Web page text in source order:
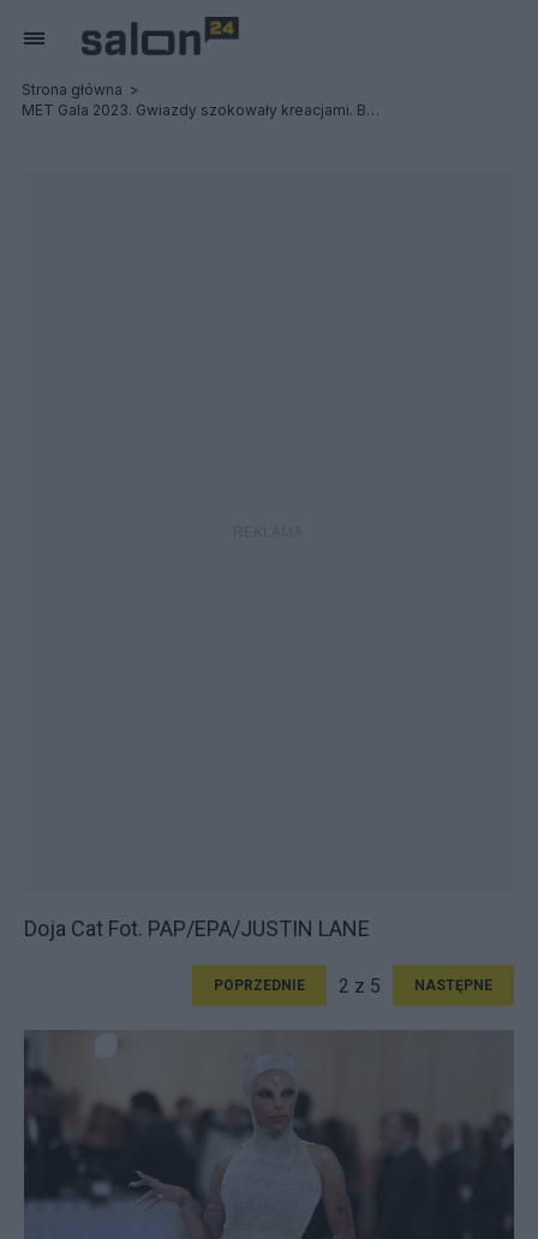
Strona główna
MET Gala 2023. Gwiazdy szokowały kreacjami. Było dużo kotów
Doja Cat Fot. PAP/EPA/JUSTIN LANE
POPRZEDNIE 2 z 5 NASTĘPNE